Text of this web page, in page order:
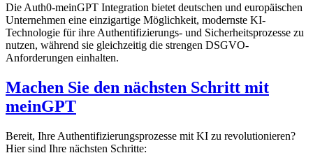
Die Auth0-meinGPT Integration bietet deutschen und europäischen
Unternehmen eine einzigartige Möglichkeit, modernste KI-
Technologie für ihre Authentifizierungs- und Sicherheitsprozesse zu
nutzen, während sie gleichzeitig die strengen DSGVO-
Anforderungen einhalten.
Machen Sie den nächsten Schritt mit
meinGPT
Bereit, Ihre Authentifizierungsprozesse mit KI zu revolutionieren?
Hier sind Ihre nächsten Schritte: